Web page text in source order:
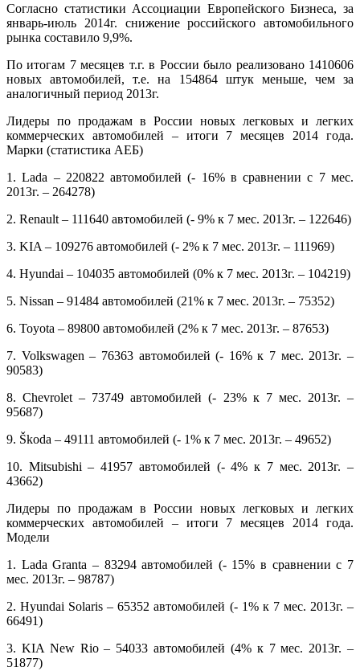
Согласно статистики Ассоциации Европейского Бизнеса, за
январь-июль 2014г. снижение российского автомобильного
рынка составило 9,9%.
По итогам 7 месяцев т.г. в России было реализовано 1410606
новых автомобилей, т.е. на 154864 штук меньше, чем за
аналогичный период 2013г.
Лидеры по продажам в России новых легковых и легких
коммерческих автомобилей – итоги 7 месяцев 2014 года.
Марки (статистика АЕБ)
1. Lada – 220822 автомобилей (- 16% в сравнении с 7 мес.
2013г. – 264278)
2. Renault – 111640 автомобилей (- 9% к 7 мес. 2013г. – 122646)
3. KIA – 109276 автомобилей (- 2% к 7 мес. 2013г. – 111969)
4. Hyundai – 104035 автомобилей (0% к 7 мес. 2013г. – 104219)
5. Nissan – 91484 автомобилей (21% к 7 мес. 2013г. – 75352)
6. Toyota – 89800 автомобилей (2% к 7 мес. 2013г. – 87653)
7. Volkswagen – 76363 автомобилей (- 16% к 7 мес. 2013г. –
90583)
8. Chevrolet – 73749 автомобилей (- 23% к 7 мес. 2013г. –
95687)
9. Škoda – 49111 автомобилей (- 1% к 7 мес. 2013г. – 49652)
10. Mitsubishi – 41957 автомобилей (- 4% к 7 мес. 2013г. –
43662)
Лидеры по продажам в России новых легковых и легких
коммерческих автомобилей – итоги 7 месяцев 2014 года.
Модели
1. Lada Granta – 83294 автомобилей (- 15% в сравнении с 7
мес. 2013г. – 98787)
2. Hyundai Solaris – 65352 автомобилей (- 1% к 7 мес. 2013г. –
66491)
3. KIA New Rio – 54033 автомобилей (4% к 7 мес. 2013г. –
51877)